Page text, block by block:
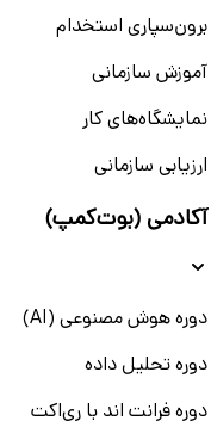
برون‌سپاری استخدام
آموزش سازمانی
نمایشگاه‌های کار
ارزیابی سازمانی
آکادمی (بوت‌کمپ)
دوره هوش مصنوعی (AI)
دوره تحلیل داده
دوره فرانت اند با ری‌اکت